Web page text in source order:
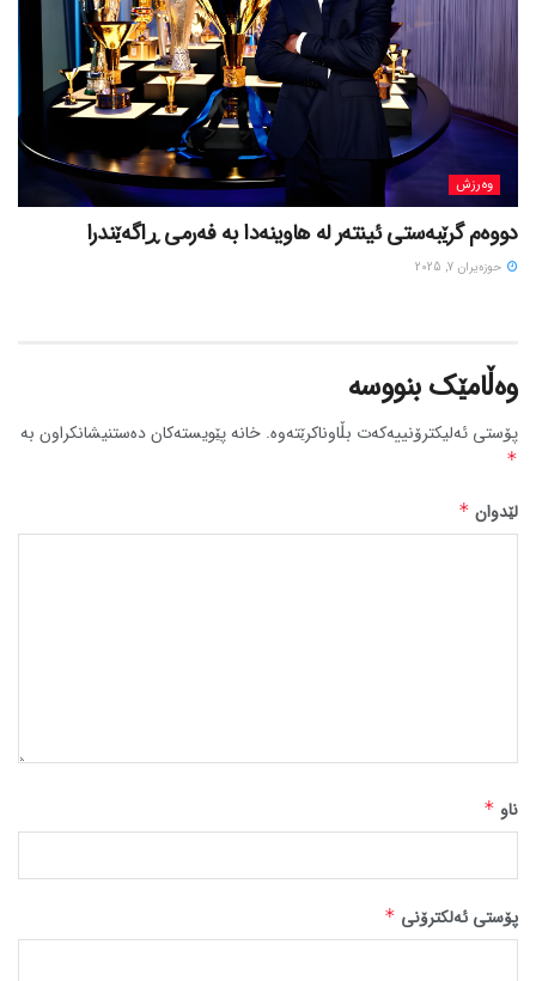
وەرزش
دووەم گرێبەستی ئینتەر لە هاوینەدا بە فەرمی ڕاگەێندرا
حوزه‌یران 7, 2025
وەڵامێک بنووسە
پۆستی ئەلیکترۆنییەکەت بڵاوناکرێتەوە. خانە پێویستەکان دەستنیشانکراون بە
*
لێدوان *
ناو *
پۆستی ئەلکترۆنی *